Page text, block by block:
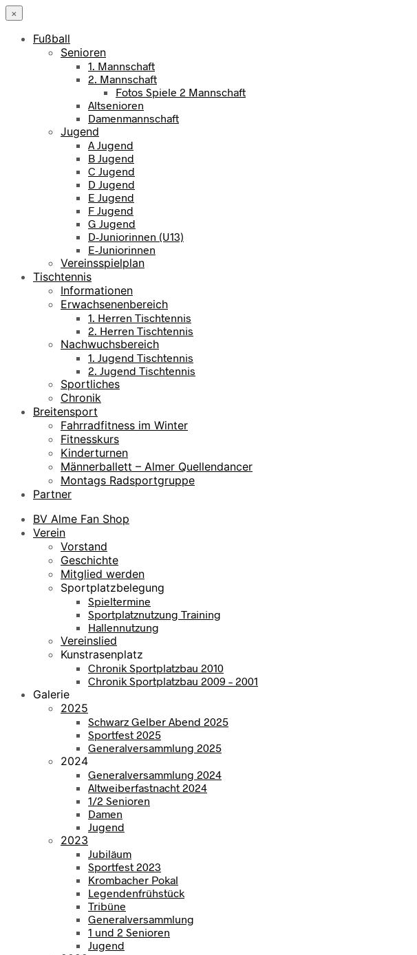
×
Fußball
Senioren
1. Mannschaft
2. Mannschaft
Fotos Spiele 2 Mannschaft
Altsenioren
Damenmannschaft
Jugend
A Jugend
B Jugend
C Jugend
D Jugend
E Jugend
F Jugend
G Jugend
D-Juniorinnen (U13)
E-Juniorinnen
Vereinsspielplan
Tischtennis
Informationen
Erwachsenenbereich
1. Herren Tischtennis
2. Herren Tischtennis
Nachwuchsbereich
1. Jugend Tischtennis
2. Jugend Tischtennis
Sportliches
Chronik
Breitensport
Fahrradfitness im Winter
Fitnesskurs
Kinderturnen
Männerballett – Almer Quellendancer
Montags Radsportgruppe
Partner
BV Alme Fan Shop
Verein
Vorstand
Geschichte
Mitglied werden
Sportplatzbelegung
Spieltermine
Sportplatznutzung Training
Hallennutzung
Vereinslied
Kunstrasenplatz
Chronik Sportplatzbau 2010
Chronik Sportplatzbau 2009 – 2001
Galerie
2025
Schwarz Gelber Abend 2025
Sportfest 2025
Generalversammlung 2025
2024
Generalversammlung 2024
Altweiberfastnacht 2024
1/2 Senioren
Damen
Jugend
2023
Jubiläum
Sportfest 2023
Krombacher Pokal
Legendenfrühstück
Tribüne
Generalversammlung
1 und 2 Senioren
Jugend